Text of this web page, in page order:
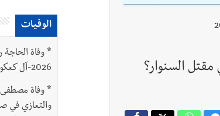
رجل الاعمال الاماراتي خلف الحبتور : 112 شهيداً شُيّعوا في ‫غزة‬ بعد أن بقوا تحت الأنقاض منذ عام
مؤجّل ما دامت التهديدات مستمرّة
في 2024
مقتل السنوار؟
الوفيات
*
2026-آل كعكوش وحمودة
*